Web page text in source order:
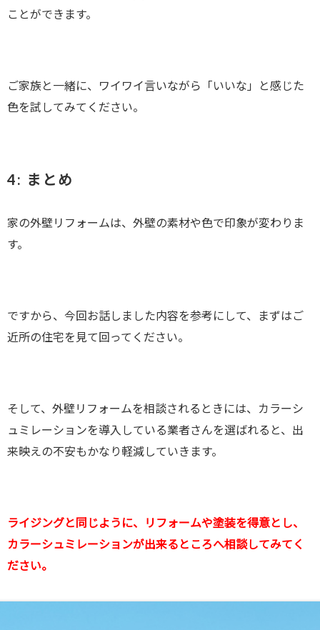
ことができます。
ご家族と一緒に、ワイワイ言いながら「いいな」と感じた
色を試してみてください。
4: まとめ
家の外壁リフォームは、外壁の素材や色で印象が変わりま
す。
ですから、今回お話しました内容を参考にして、まずはご
近所の住宅を見て回ってください。
そして、外壁リフォームを相談されるときには、カラーシ
ュミレーションを導入している業者さんを選ばれると、出
来映えの不安もかなり軽減していきます。
ライジングと同じように、リフォームや塗装を得意とし、
カラーシュミレーションが出来るところへ相談してみてく
ださい。